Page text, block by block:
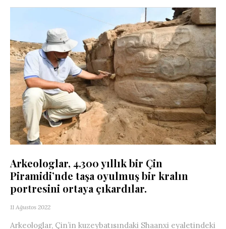
Arkeologlar, 4.300 yıllık bir Çin
Piramidi’nde taşa oyulmuş bir kralın
portresini ortaya çıkardılar.
11 Ağustos 2022
Arkeologlar, Çin’in kuzeybatısındaki Shaanxi eyaletindeki